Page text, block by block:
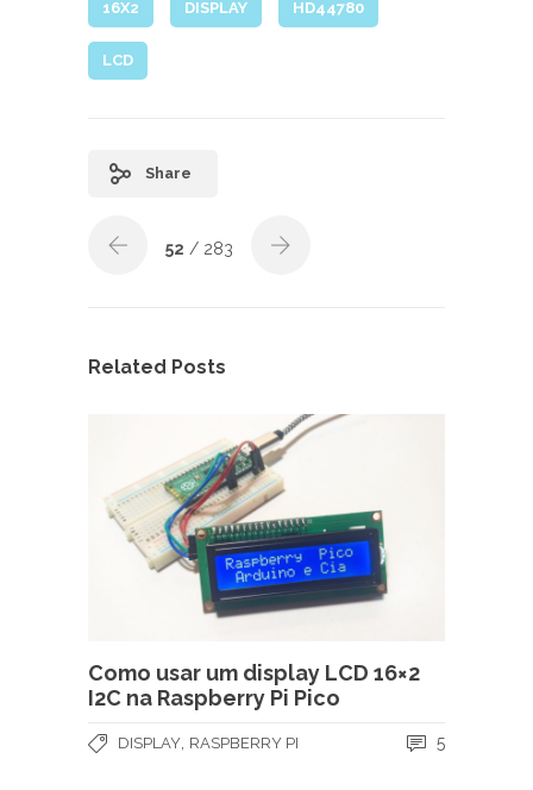
16X2 DISPLAY HD44780
LCD
Share
52 / 283
Related Posts
Como usar um display LCD 16×2
I2C na Raspberry Pi Pico
DISPLAY RASPBERRY PI 5